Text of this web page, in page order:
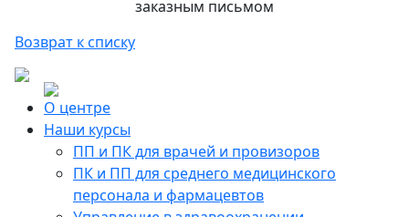
заказным письмом
Возврат к списку
О центре
Наши курсы
ПП и ПК для врачей и провизоров
ПК и ПП для среднего медицинского
персонала и фармацевтов